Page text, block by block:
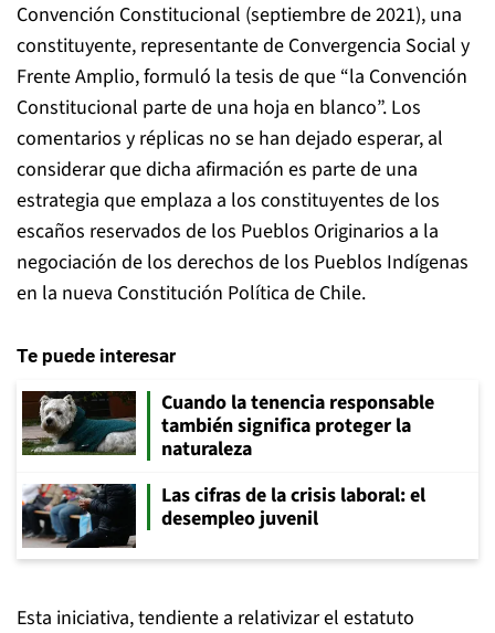
Convención Constitucional (septiembre de 2021), una
constituyente, representante de Convergencia Social y
Frente Amplio, formuló la tesis de que “la Convención
Constitucional parte de una hoja en blanco”. Los
comentarios y réplicas no se han dejado esperar, al
considerar que dicha afirmación es parte de una
estrategia que emplaza a los constituyentes de los
escaños reservados de los Pueblos Originarios a la
negociación de los derechos de los Pueblos Indígenas
en la nueva Constitución Política de Chile.
Te puede interesar
Cuando la tenencia responsable
también significa proteger la
naturaleza
Las cifras de la crisis laboral: el
desempleo juvenil
Esta iniciativa, tendiente a relativizar el estatuto